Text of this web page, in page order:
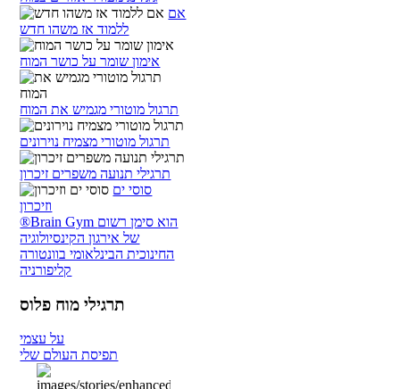
אם
ללמוד אז משהו חדש
אימון שומר על כושר המוח
תרגול מוטורי מגמיש את המוח
תרגול מוטורי מצמיח נוירונים
תרגילי תנועה משפרים זיכרון
סוסי ים
וזיכרון
®Brain Gym הוא סימן רשום
של אירגון הקינסיולוגיה
החינוכית הבינלאומי בוונטורה
קליפורניה
תרגילי מוח פלוס
על עצמי
תפיסת העולם שלי